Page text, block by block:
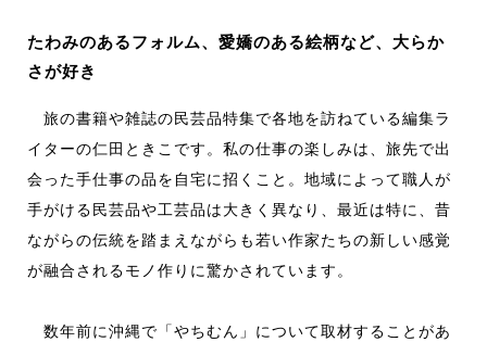
たわみのあるフォルム、愛嬌のある絵柄など、大らか
さが好き
旅の書籍や雑誌の民芸品特集で各地を訪ねている編集ラ
イターの仁田ときこです。私の仕事の楽しみは、旅先で出
会った手仕事の品を自宅に招くこと。地域によって職人が
手がける民芸品や工芸品は大きく異なり、最近は特に、昔
ながらの伝統を踏まえながらも若い作家たちの新しい感覚
が融合されるモノ作りに驚かされています。
数年前に沖縄で「やちむん」について取材することがあ